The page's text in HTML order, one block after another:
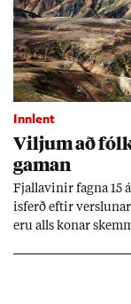
Innlent
Vilj­um að
gam­an
Fjalla­vin­ir fagna 15
is­ferð eft­ir
eru alls kon­ar